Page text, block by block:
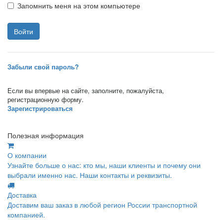
Запомнить меня на этом компьютере
Забыли свой пароль?
Если вы впервые на сайте, заполните, пожалуйста,
регистрационную форму.
Зарегистрироваться
Полезная информация
О компании
Узнайте больше о нас: кто мы, наши клиенты и почему они
выбрали именно нас. Наши контакты и реквизиты.
Доставка
Доставим ваш заказ в любой регион России транспортной
компанией.